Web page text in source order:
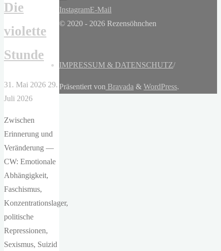
Die
violette
Stunde
31. Mai 2026 29.
Juli 2026
Zwischen
Erinnerung und
Veränderung —
CW: Emotionale
Abhängigkeit,
Faschismus,
Konzentrationslager,
politische
Repressionen,
Sexismus, Suizid
InstagramE-Mail
© 2020 - 2026 Rezensöhnchen
IMPRESSUM & DATENSCHUTZ/
Präsentiert von Bravada & WordPress.